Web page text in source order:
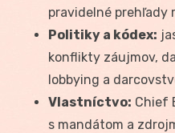
pravidelné prehľady
Politiky a kódex:
konflikty záujmov,
lobbying a
Vlastníctvo: Chief
s mandátom a